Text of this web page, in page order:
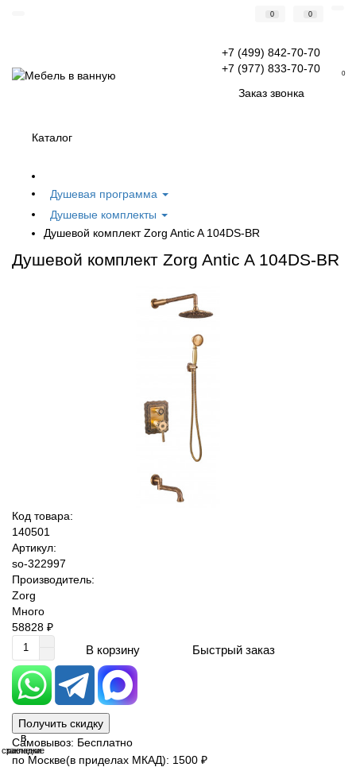
0 0
+7 (499) 842-70-70
+7 (977) 833-70-70
Заказ звонка
0
Каталог
Душевая программа
Душевые комплекты
Душевой комплект Zorg Antic A 104DS-BR
Душевой комплект Zorg Antic A 104DS-BR
Код товара:
140501
Артикул:
so-322997
Производитель:
Zorg
Много
58828 ₽
В корзину Быстрый заказ
Получить скидку
В
закладки
В
сравнение
Самовывоз: Бесплатно
по Москве(в приделах МКАД): 1500 ₽